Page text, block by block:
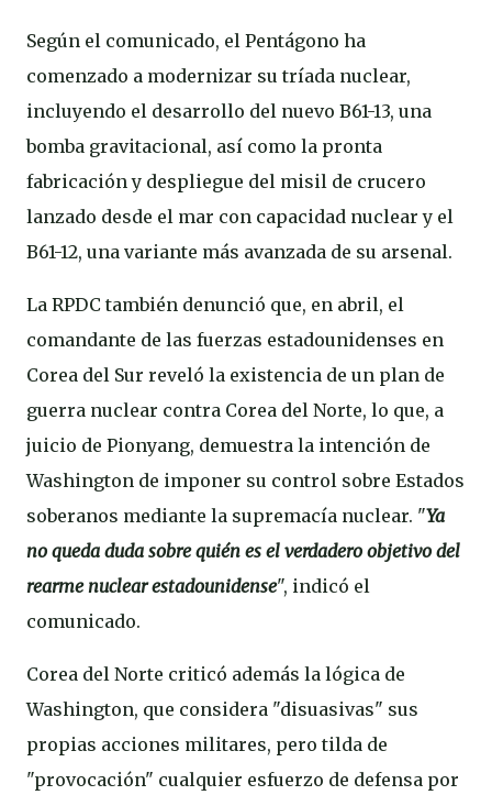
Según el comunicado, el Pentágono ha
comenzado a modernizar su tríada nuclear,
incluyendo el desarrollo del nuevo B61-13, una
bomba gravitacional, así como la pronta
fabricación y despliegue del misil de crucero
lanzado desde el mar con capacidad nuclear y el
B61-12, una variante más avanzada de su arsenal.
La RPDC también denunció que, en abril, el
comandante de las fuerzas estadounidenses en
Corea del Sur reveló la existencia de un plan de
guerra nuclear contra Corea del Norte, lo que, a
juicio de Pionyang, demuestra la intención de
Washington de imponer su control sobre Estados
soberanos mediante la supremacía nuclear. "Ya
no queda duda sobre quién es el verdadero objetivo del
rearme nuclear estadounidense", indicó el
comunicado.
Corea del Norte criticó además la lógica de
Washington, que considera "disuasivas" sus
propias acciones militares, pero tilda de
"provocación" cualquier esfuerzo de defensa por